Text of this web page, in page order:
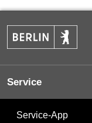
Service
Service-App